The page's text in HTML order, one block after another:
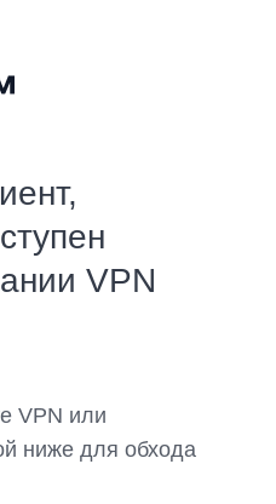
VPN
VPN или
ниже для обхода